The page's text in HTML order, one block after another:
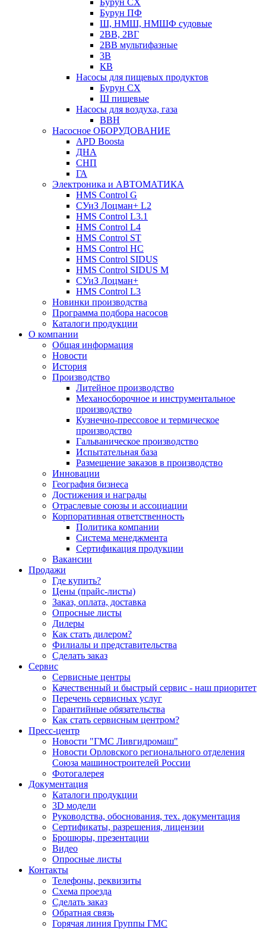
Бурун СХ
Бурун ПФ
Ш, НМШ, НМШФ судовые
2ВВ, 2ВГ
2ВВ мультифазные
3В
КВ
Насосы для пищевых продуктов
Бурун СХ
Ш пищевые
Насосы для воздуха, газа
ВВН
Насосное ОБОРУДОВАНИЕ
APD Boosta
ДНА
СНП
ГА
Электроника и АВТОМАТИКА
HMS Control G
СУиЗ Лоцман+ L2
HMS Control L3.1
HMS Control L4
HMS Control ST
HMS Control HC
HMS Control SIDUS
HMS Control SIDUS M
СУиЗ Лоцман+
HMS Control L3
Новинки производства
Программа подбора насосов
Каталоги продукции
О компании
Общая информация
Новости
История
Производство
Литейное производство
Механосборочное и инструментальное
производство
Кузнечно-прессовое и термическое
производство
Гальваническое производство
Испытательная база
Размещение заказов в производство
Инновации
География бизнеса
Достижения и награды
Отраслевые союзы и ассоциации
Корпоративная ответственность
Политика компании
Система менеджмента
Сертификация продукции
Вакансии
Продажи
Где купить?
Цены (прайс-листы)
Заказ, оплата, доставка
Опросные листы
Дилеры
Как стать дилером?
Филиалы и представительства
Сделать заказ
Сервис
Сервисные центры
Качественный и быстрый сервис - наш приоритет
Перечень сервисных услуг
Гарантийные обязательства
Как стать сервисным центром?
Пресс-центр
Новости "ГМС Ливгидромаш"
Новости Орловского регионального отделения
Союза машиностроителей России
Фотогалерея
Документация
Каталоги продукции
3D модели
Руководства, обоснования, тех. документация
Сертификаты, разрешения, лицензии
Брошюры, презентации
Видео
Опросные листы
Контакты
Телефоны, реквизиты
Схема проезда
Сделать заказ
Обратная связь
Горячая линия Группы ГМС